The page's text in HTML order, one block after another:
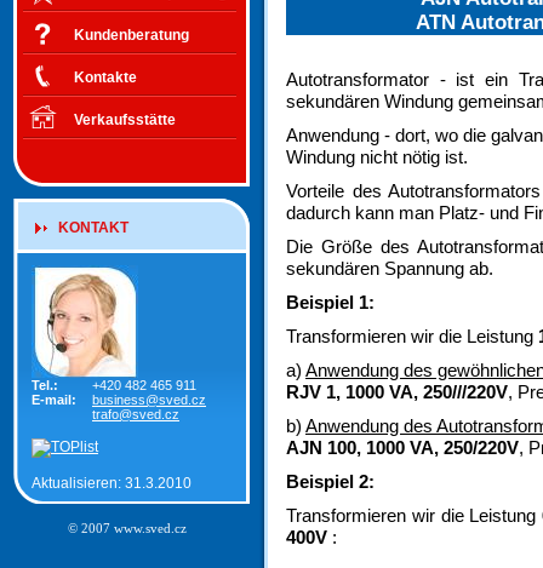
Kundenberatung
Kontakte
Verkaufsstätte
KONTAKT
Tel.:
+420 482 465 911
E-mail:
business@sved.cz
trafo@sved.cz
Aktualisieren: 31.3.2010
© 2007 www.sved.cz
ATN
Autotransformator - ist ein
sekundären Windung
Anwendung - dort, wo die
Windung nicht nötig ist.
Vorteile des
dadurch kann man Platz- und
Die Größe des
sekundären Spannung ab.
Beispiel 1:
Transformieren wir die Leistung
a) Anwendung des
RJV 1, 1000 VA, 250///220V,
b) Anwendung des
AJN 100, 1000 VA, 250/220V,
Beispiel 2:
Transformieren wir die Leistung
400V :